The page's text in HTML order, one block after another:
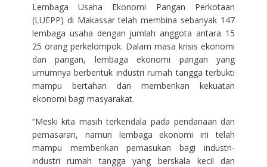
Lembaga Usaha Ekonomi Pangan Perkotaan
(LUEPP) di Makassar telah membina sebanyak 147
lembaga usaha dengan jumlah anggota antara 15
25 orang perkelompok. Dalam masa krisis ekonomi
dan pangan, lembaga ekonomi pangan yang
umumnya berbentuk industri rumah tangga terbukti
mampu bertahan dan memberikan kekuatan
ekonomi bagi masyarakat.
“Meski kita masih terkendala pada pendanaan dan
pemasaran, namun lembaga ekonomi ini telah
mampu memberikan pemasukan bagi industri-
industri rumah tangga yang berskala kecil dan